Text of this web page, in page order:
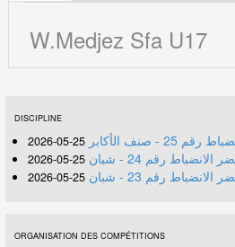
W.Medjez Sfa U17
DISCIPLINE
25 - صنف الأكابر 25-05-2026
الانضباط رقم 24 - شبان 25-05-2026
الانضباط رقم 23 - شبان 25-05-2026
ORGANISATION DES COMPÉTITIONS